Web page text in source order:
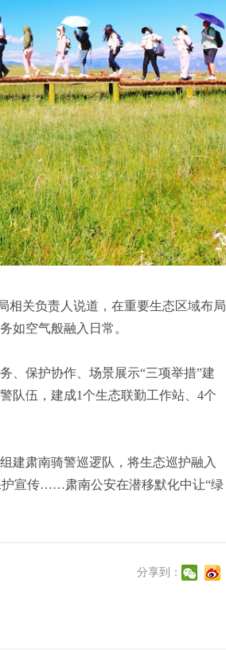
相关负责人说道，在重要生态区域布局
如空气般融入日常。
、保护协作、场景展示“三项举措”建
队伍，建成1个生态联勤工作站、4个
建肃南骑警巡逻队，将生态巡护融入
护宣传……肃南公安在潜移默化中让“绿
分享到：